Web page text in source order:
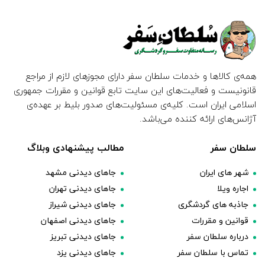
همه‌ی کالاها و خدمات سلطان سفر دارای مجوزهای لازم از مراجع
قانونیست و فعالیت‌های این سایت تابع قوانین و مقررات جمهوری
اسلامی ایران است. کلیه‌ی مسئولیت‌های صدور بلیط بر عهده‌ی
آژانس‌های ارائه کننده می‌باشد.
سلطان سفر
شهر های ایران
اجاره ویلا
جاذبه های گردشگری
قوانین و مقررات
درباره سلطان سفر
تماس با سلطان سفر
مطالب پیشنهادی وبلاگ
جاهای دیدنی مشهد
جاهای دیدنی تهران
جاهای دیدنی شیراز
جاهای دیدنی اصفهان
جاهای دیدنی تبریز
جاهای دیدنی یزد